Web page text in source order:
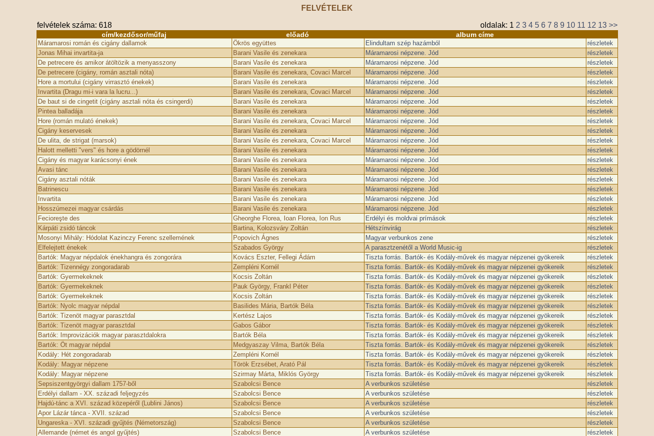
FELVÉTELEK
felvételek száma: 618 oldalak: 1 2 3 4 5 6 7 8 9 10 11 12 13 >>
cím/kezdősor/műfaj előadó album címe
Máramarosi román és cigány dallamok Ökrös együttes Elindultam szép hazámból
részletek
Jonas Mihai invartita-ja
Barani Vasile és zenekara Máramarosi népzene. Jód
részletek
De petrecere és amikor átöltözik a menyasszony
Barani Vasile és zenekara Máramarosi népzene. Jód
részletek
De petrecere (cigány, román asztali nóta)
Barani Vasile és zenekara, Covaci Marcel Máramarosi népzene. Jód
részletek
Hore a mortului (cigány virrasztó énekek)
Barani Vasile és zenekara Máramarosi népzene. Jód
részletek
Invartita (Dragu mi-i vara la lucru...)
Barani Vasile és zenekara, Covaci Marcel Máramarosi népzene. Jód
részletek
De baut si de cingetit (cigány asztali nóta és csingerd­­i)
Barani Vasile és zenekara Máramarosi népzene. Jód
részletek
Pintea balladája
Barani Vasile és zenekara Máramarosi népzene. Jód
részletek
Hore (román mulató énekek)
Barani Vasile és zenekara, Covaci Marcel Máramarosi népzene. Jód
részletek
Cigány keservesek
Barani Vasile és zenekara Máramarosi népzene. Jód
részletek
De ulita, de strigat (marsok)
Barani Vasile és zenekara, Covaci Marcel Máramarosi népzene. Jód
részletek
Halott melletti "vers" és hore a gödörnél
Barani Vasile és zenekara Máramarosi népzene. Jód
részletek
Cigány és magyar karácsonyi ének
Barani Vasile és zenekara Máramarosi népzene. Jód
részletek
Avasi tánc
Barani Vasile és zenekara Máramarosi népzene. Jód
részletek
Cigány asztali nóták
Barani Vasile és zenekara Máramarosi népzene. Jód
részletek
Batrinescu
Barani Vasile és zenekara Máramarosi népzene. Jód
részletek
Invartita
Barani Vasile és zenekara Máramarosi népzene. Jód
részletek
Hosszúmezei magyar csárdás
Barani Vasile és zenekara Máramarosi népzene. Jód
részletek
Fecioreşte des
Gheorghe Florea, Ioan Florea, Ion Rus Erdélyi és moldvai prímások
részletek
Kárpáti zsidó táncok
Bartina, Kolozsváry Zoltán Hétszínvirág
részletek
Mosonyi Mihály: Hódolat Kazinczy Ferenc szellemének
Popovich Ágnes Magyar verbunkos zene
részletek
Elfelejtett énekek
Szabados György A parasztzenétől a World Music-ig
részletek
Bartók: Magyar népdalok énekhangra és zongorára
Kovács Eszter, Fellegi Ádám Tiszta forrás. Bartók- és Kodály-művek és magyar népzenei gyökereik
részletek
Bartók: Tizennégy zongoradarab
Zempléni Kornél Tiszta forrás. Bartók- és Kodály-művek és magyar népzenei gyökereik
részletek
Bartók: Gyermekeknek
Kocsis Zoltán Tiszta forrás. Bartók- és Kodály-művek és magyar népzenei gyökereik
részletek
Bartók: Gyermekeknek
Pauk György, Frankl Péter Tiszta forrás. Bartók- és Kodály-művek és magyar népzenei gyökereik
részletek
Bartók: Gyermekeknek
Kocsis Zoltán Tiszta forrás. Bartók- és Kodály-művek és magyar népzenei gyökereik
részletek
Bartók: Nyolc magyar népdal
Basilides Mária, Bartók Béla Tiszta forrás. Bartók- és Kodály-művek és magyar népzenei gyökereik
részletek
Bartók: Tizenöt magyar parasztdal
Kertész Lajos Tiszta forrás. Bartók- és Kodály-művek és magyar népzenei gyökereik
részletek
Bartók: Tizenöt magyar parasztdal
Gabos Gábor Tiszta forrás. Bartók- és Kodály-művek és magyar népzenei gyökereik
részletek
Bartók: Improvizációk magyar parasztdalokra
Bartók Béla Tiszta forrás. Bartók- és Kodály-művek és magyar népzenei gyökereik
részletek
Bartók: Öt magyar népdal
Medgyaszay Vilma, Bartók Béla Tiszta forrás. Bartók- és Kodály-művek és magyar népzenei gyökereik
részletek
Kodály: Hét zongoradarab
Zempléni Kornél Tiszta forrás. Bartók- és Kodály-művek és magyar népzenei gyökereik
részletek
Kodály: Magyar népzene
Török Erzsébet, Arató Pál Tiszta forrás. Bartók- és Kodály-művek és magyar népzenei gyökereik
részletek
Kodály: Magyar népzene
Szirmay Márta, Miklós György Tiszta forrás. Bartók- és Kodály-művek és magyar népzenei gyökereik
részletek
Sepsiszentgyörgyi dallam 1757-ből
Szabolcsi Bence A verbunkos születése
részletek
Erdélyi dallam - XX. századi feljegyzés
Szabolcsi Bence A verbunkos születése
részletek
Hajdú-tánc a XVI. század közepéről (Lublini János)
Szabolcsi Bence A verbunkos születése
részletek
Apor Lázár tánca - XVII. század
Szabolcsi Bence A verbunkos születése
részletek
Ungareska - XVI. századi gyűjtés (Németország)
Szabolcsi Bence A verbunkos születése
részletek
Allemande (német és angol gyűjtés)
Szabolcsi Bence A verbunkos születése részletek